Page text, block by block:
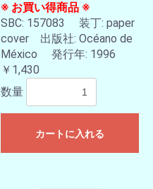
※ お買い得商品 ※
SBC: 157083 装丁: paper
cover 出版社: Océano de
México 発行年: 1996
￥1,430
数量
カートに入れる